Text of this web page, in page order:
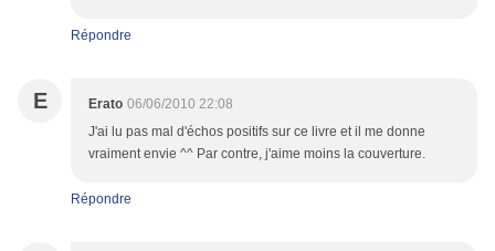
Répondre
E Erato 06/06/2010 22:08
J'ai lu pas mal d'échos positifs sur ce livre et il me donne
vraiment envie ^^ Par contre, j'aime moins la couverture.
Répondre